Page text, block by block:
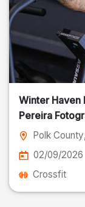
Winter Haven
Pereira
Polk County
02/09/2026
Crossfit